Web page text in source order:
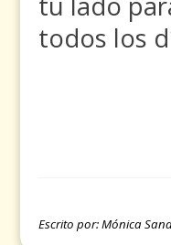
todos los
Escrito por: Mónica